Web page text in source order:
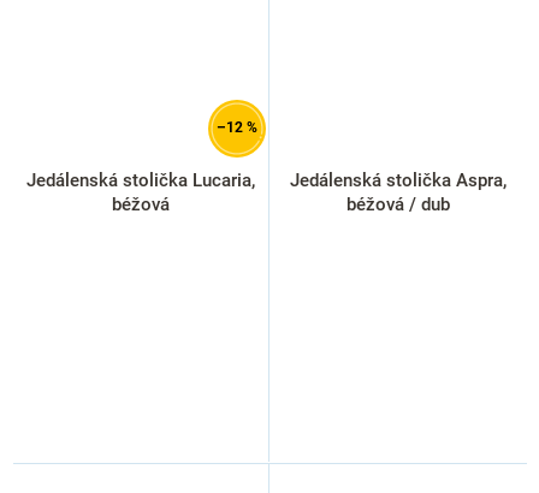
–12 %
Jedálenská stolička Lucaria,
béžová
Jedálenská stolička Aspra,
béžová / dub